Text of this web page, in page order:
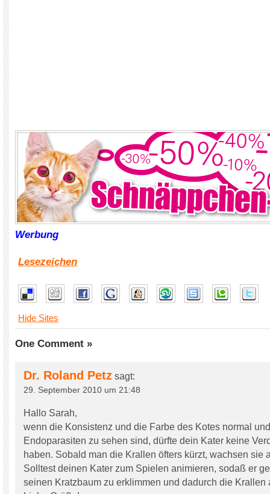
Werbung
Lesezeichen
Hide Sites
One Comment »
Dr. Roland Petz sagt:
29. September 2010 um 21:48
Hallo Sarah,
wenn die Konsistenz und die Farbe des Kotes normal
Endoparasiten zu sehen sind, dürfte dein Kater keine
haben. Sobald man die Krallen öfters kürzt, wachsen sie
Solltest deinen Kater zum Spielen animieren, sodaß er
seinen Kratzbaum zu erklimmen und dadurch die Krallen